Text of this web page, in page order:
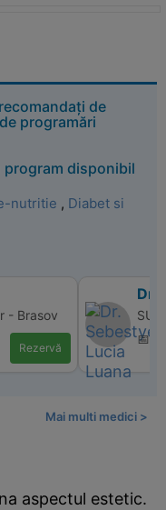
de
programări
program disponibil
nutritie , Diabet si
- Brasov
Rezervă
Dr.
📅
Mai multi medici >
aspectul estetic.